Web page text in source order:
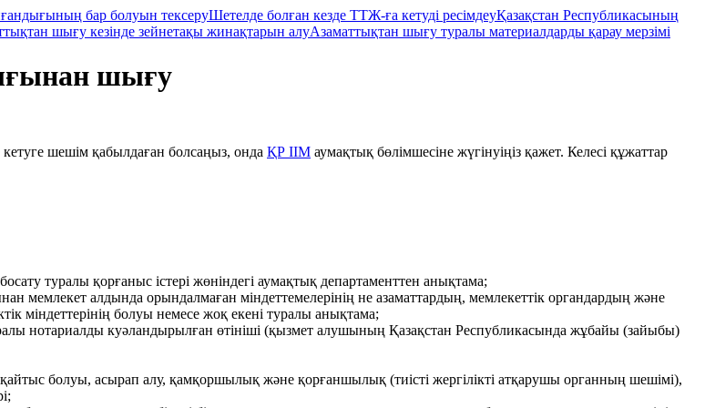
бар болуын тексеруШетелде болған кезде ТТЖ-ға кетуді ресімдеуҚазақстан Республикасының
шығу кезінде зейнетақы жинақтарын алуАзаматтықтан шығу туралы материалдарды қарау мерзімі
шығу
шешім қабылдаған болсаңыз, онда ҚР ІІМ аумақтық бөлімшесіне жүгінуіңіз қажет. Келесі құжаттар
туралы қорғаныс істері жөніндегі аумақтық департаменттен анықтама;
мемлекет алдында орындалмаған міндеттемелерінің не азаматтардың, мемлекеттік органдардың және
міндеттерінің болуы немесе жоқ екені туралы анықтама;
нотариалды куәландырылған өтініші (қызмет алушының Қазақстан Республикасында жұбайы (зайыбы)
болуы, асырап алу, қамқоршылық және қорғаншылық (тиісті жергілікті атқарушы органның шешімі),